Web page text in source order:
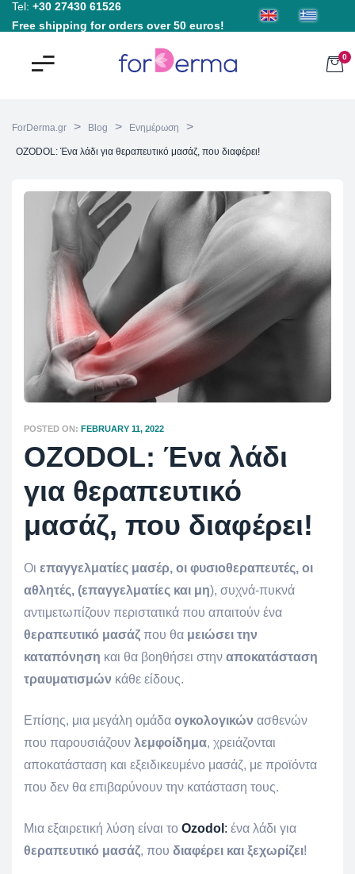
Tel: +30 27430 61526
Free shipping for orders over 50 euros!
0
ForDerma.gr > Blog > Ενημέρωση >
OZODOL: Ένα λάδι για θεραπευτικό μασάζ, που διαφέρει!
POSTED ON: FEBRUARY 11, 2022
OZODOL: Ένα λάδι
για θεραπευτικό
μασάζ, που διαφέρει!
Οι επαγγελματίες μασέρ, οι φυσιοθεραπευτές, οι
αθλητές, (επαγγελματίες και μη), συχνά-πυκνά
αντιμετωπίζουν περιστατικά που απαιτούν ένα
θεραπευτικό μασάζ που θα μειώσει την
καταπόνηση και θα βοηθήσει στην αποκατάσταση
τραυματισμών κάθε είδους.
Επίσης, μια μεγάλη ομάδα ογκολογικών ασθενών
που παρουσιάζουν λεμφοίδημα, χρειάζονται
αποκατάσταση και εξειδικευμένο μασάζ, με προϊόντα
που δεν θα επιβαρύνουν την κατάσταση τους.
Μια εξαιρετική λύση είναι το Ozodol : ένα λάδι για
θεραπευτικό μασάζ, που διαφέρει και ξεχωρίζει!